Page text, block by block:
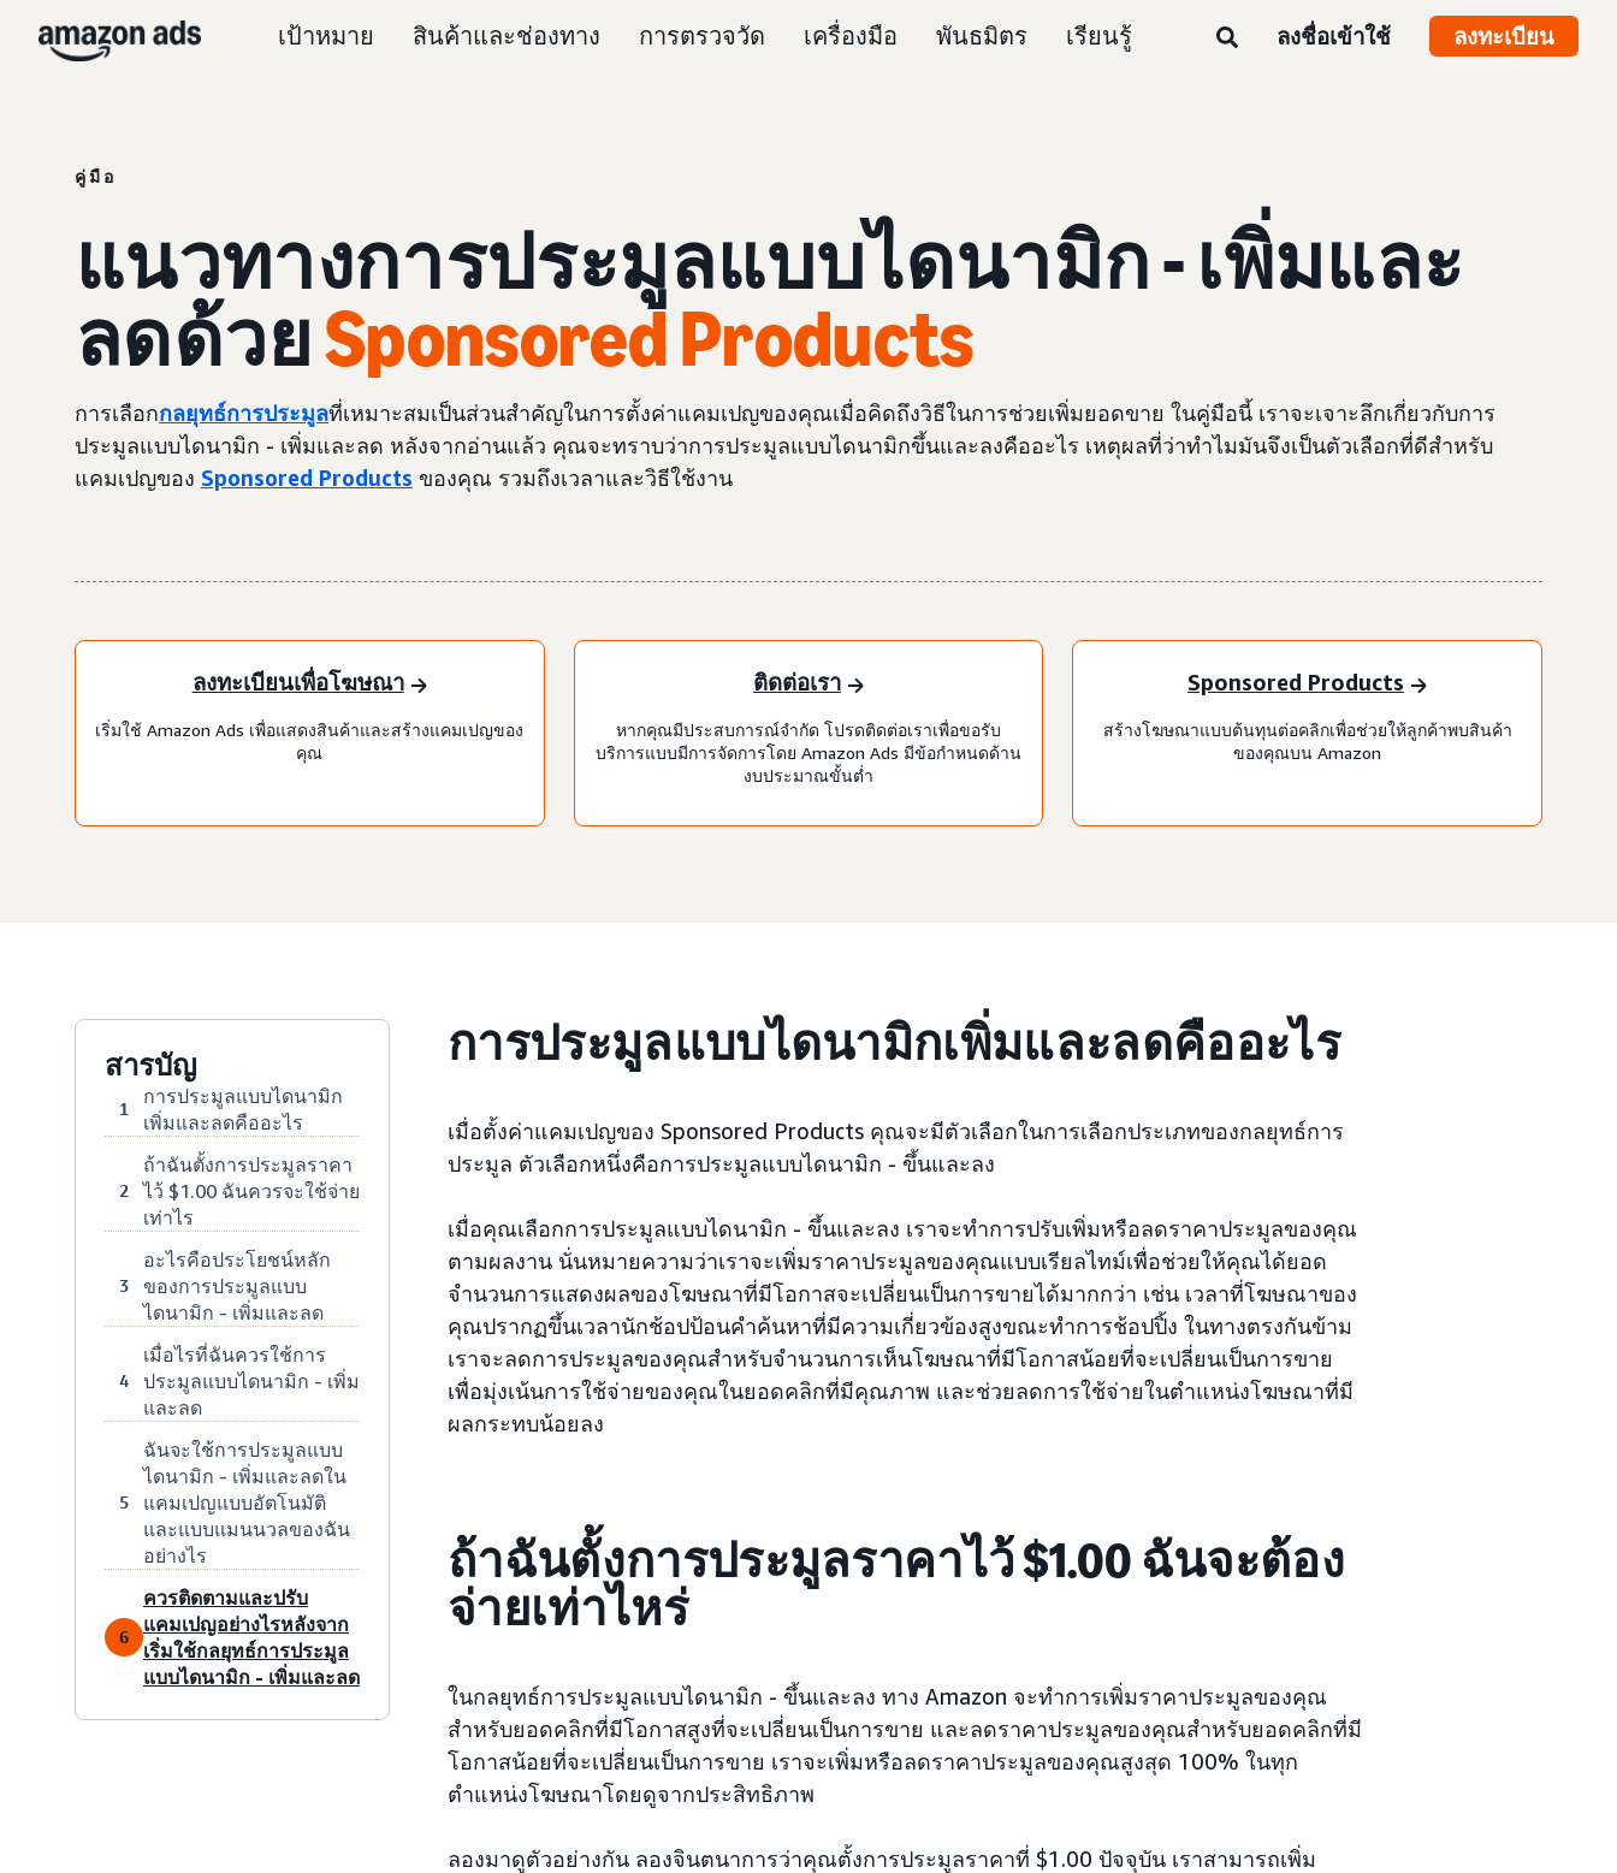
เป้าหมาย สินค้าและช่องทาง การตรวจวัด เครื่องมือ พันธมิตร เรียนรู้ ลงชื่อเข้าใช้ ลงทะเบียน
คู่มือ
แนวทางการประมูลแบบไดนามิก - เพิ่มและ
ลดด้วยSponsored Products
การเลือกกลยุทธ์การประมูลที่เหมาะสมเป็นส่วนสำคัญในการตั้งค่าแคมเปญของคุณเมื่อคิดถึงวิธีในการช่วยเพิ่มยอดขาย ในคู่มือนี้ เราจะเจาะลึกเกี่ยวกับการ
ประมูลแบบไดนามิก - เพิ่มและลด หลังจากอ่านแล้ว คุณจะทราบว่าการประมูลแบบไดนามิกขึ้นและลงคืออะไร เหตุผลที่ว่าทำไมมันจึงเป็นตัวเลือกที่ดีสำหรับ
แคมเปญของ Sponsored Products ของคุณ รวมถึงเวลาและวิธีใช้งาน
ลงทะเบียนเพื่อโฆษณา
เริ่มใช้ Amazon Ads เพื่อแสดงสินค้าและสร้างแคมเปญของ
คุณ
ติดต่อเรา
หากคุณมีประสบการณ์จำกัด โปรดติดต่อเราเพื่อขอรับ
บริการแบบมีการจัดการโดย Amazon Ads มีข้อกำหนดด้าน
งบประมาณขั้นต่ำ
Sponsored Products
สร้างโฆษณาแบบต้นทุนต่อคลิกเพื่อช่วยให้ลูกค้าพบสินค้า
ของคุณบน Amazon
สารบัญ
1
การประมูลแบบไดนามิก
เพิ่มและลดคืออะไร
2
ถ้าฉันตั้งการประมูลราคา
ไว้ $1.00 ฉันควรจะใช้จ่าย
เท่าไร
3
อะไรคือประโยชน์หลัก
ของการประมูลแบบ
ไดนามิก - เพิ่มและลด
4
เมื่อไรที่ฉันควรใช้การ
ประมูลแบบไดนามิก - เพิ่ม
และลด
5
ฉันจะใช้การประมูลแบบ
ไดนามิก - เพิ่มและลดใน
แคมเปญแบบอัตโนมัติ
และแบบแมนนวลของฉัน
อย่างไร
6
ควรติดตามและปรับ
แคมเปญอย่างไรหลังจาก
เริ่มใช้กลยุทธ์การประมูล
แบบไดนามิก - เพิ่มและลด
การประมูลแบบไดนามิกเพิ่มและลดคืออะไร
เมื่อตั้งค่าแคมเปญของ Sponsored Products คุณจะมีตัวเลือกในการเลือกประเภทของกลยุทธ์การ
ประมูล ตัวเลือกหนึ่งคือการประมูลแบบไดนามิก - ขึ้นและลง
เมื่อคุณเลือกการประมูลแบบไดนามิก - ขึ้นและลง เราจะทำการปรับเพิ่มหรือลดราคาประมูลของคุณ
ตามผลงาน นั่นหมายความว่าเราจะเพิ่มราคาประมูลของคุณแบบเรียลไทม์เพื่อช่วยให้คุณได้ยอด
จำนวนการแสดงผลของโฆษณาที่มีโอกาสจะเปลี่ยนเป็นการขายได้มากกว่า เช่น เวลาที่โฆษณาของ
คุณปรากฏขึ้นเวลานักช้อปป้อนคำค้นหาที่มีความเกี่ยวข้องสูงขณะทำการช้อปปิ้ง ในทางตรงกันข้าม
เราจะลดการประมูลของคุณสำหรับจำนวนการเห็นโฆษณาที่มีโอกาสน้อยที่จะเปลี่ยนเป็นการขาย
เพื่อมุ่งเน้นการใช้จ่ายของคุณในยอดคลิกที่มีคุณภาพ และช่วยลดการใช้จ่ายในตำแหน่งโฆษณาที่มี
ผลกระทบน้อยลง
ถ้าฉันตั้งการประมูลราคาไว้ $1.00 ฉันจะต้อง
จ่ายเท่าไหร่
ในกลยุทธ์การประมูลแบบไดนามิก - ขึ้นและลง ทาง Amazon จะทำการเพิ่มราคาประมูลของคุณ
สำหรับยอดคลิกที่มีโอกาสสูงที่จะเปลี่ยนเป็นการขาย และลดราคาประมูลของคุณสำหรับยอดคลิกที่มี
โอกาสน้อยที่จะเปลี่ยนเป็นการขาย เราจะเพิ่มหรือลดราคาประมูลของคุณสูงสุด 100% ในทุก
ตำแหน่งโฆษณาโดยดูจากประสิทธิภาพ
ลองมาดูตัวอย่างกัน ลองจินตนาการว่าคุณตั้งการประมูลราคาที่ $1.00 ปัจจุบัน เราสามารถเพิ่ม